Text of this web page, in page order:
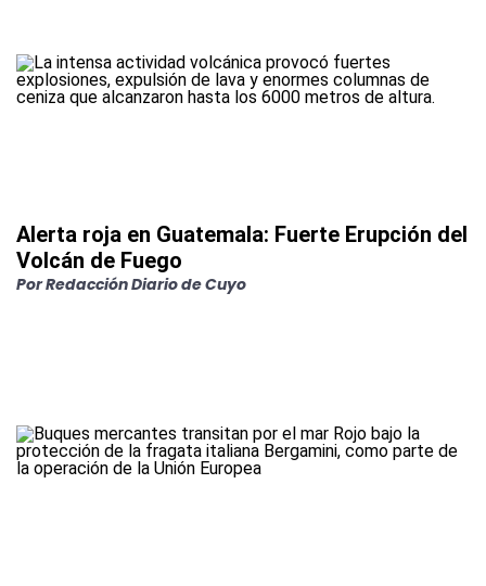
Alerta roja en Guatemala: Fuerte Erupción del
Volcán de Fuego
PorRedacción Diario de Cuyo